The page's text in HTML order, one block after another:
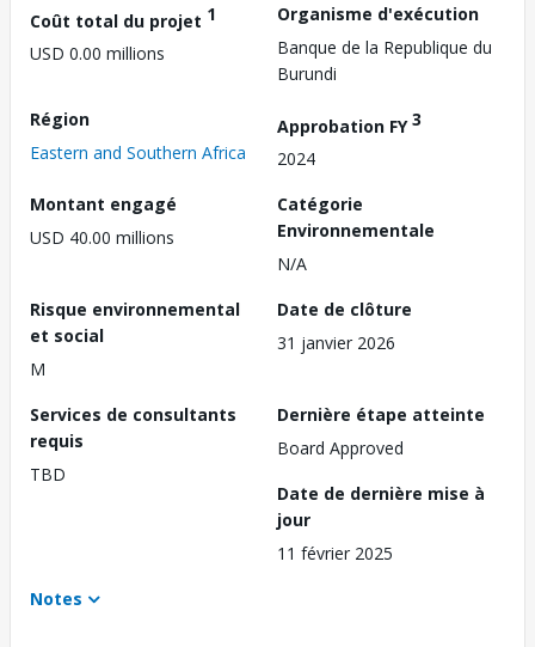
Coût total du projet 1
USD 0.00 millions
Organisme d'exécution
Banque de la Republique du
Burundi
Région
Eastern and Southern Africa
Approbation FY3
2024
Montant engagé
USD 40.00 millions
Catégorie
Environnementale
N/A
Risque environnemental
et social
M
Date de clôture
31 janvier 2026
Services de consultants
requis
TBD
Dernière étape atteinte
Board Approved
Date de dernière mise à
jour
11 février 2025
Notes